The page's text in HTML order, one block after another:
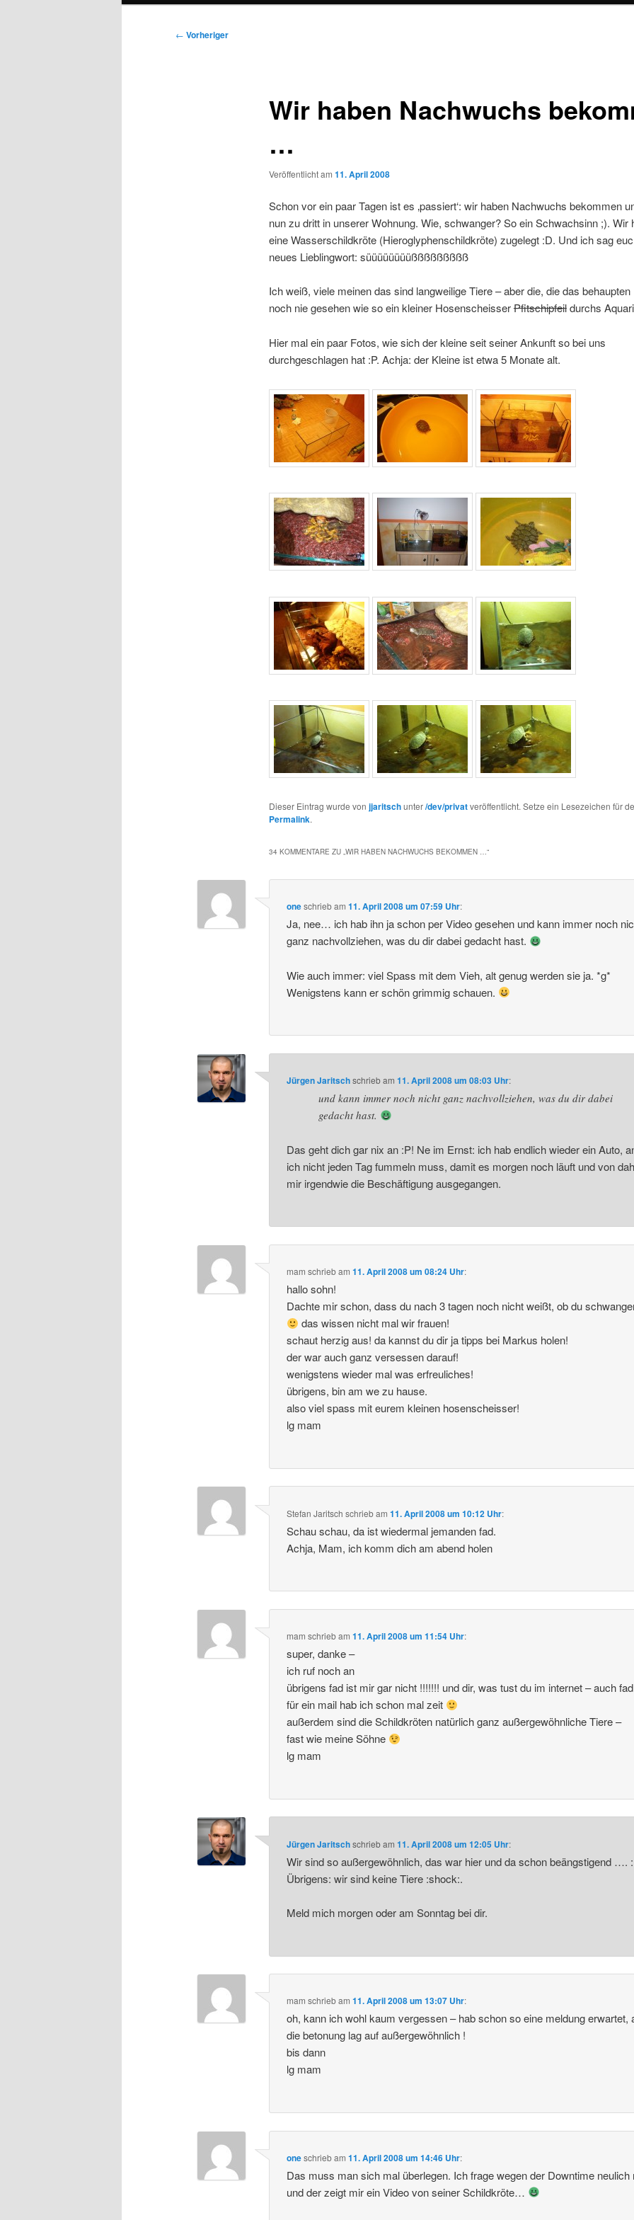
Beitragsnavigation
← Vorheriger
Wir haben Nachwuchs
…
Veröffentlicht am 11. April 2008
Schon vor ein paar Tagen ist es ‚passiert‘: wir haben Nachwuchs bekommen
nun zu dritt in unserer Wohnung. Wie, schwanger? So ein Schwachsinn ;). Wir
eine Wasserschildkröte (Hieroglyphenschildkröte) zugelegt :D. Und ich sag
neues Lieblingwort: süüüüüüüüßßßßßßßßß
Ich weiß, viele meinen das sind langweilige Tiere – aber die, die das behaupten
noch nie gesehen wie so ein kleiner HosenscheisserPfitschipfeildurchs
Hier mal ein paar Fotos, wie sich der kleine seit seiner Ankunft so bei uns
durchgeschlagen hat :P. Achja: der Kleine ist etwa 5 Monate alt.
Dieser Eintrag wurde von jjaritschunter/dev/privatveröffentlicht. Setze ein Lesezeichen für
Permalink.
34 KOMMENTARE ZU „WIR HABEN NACHWUCHS BEKOMMEN …“
oneschriebam11. April 2008 um 07:59 Uhr:
Ja, nee… ich hab ihn ja schon per Video gesehen und kann immer noch
ganz nachvollziehen, was du dir dabei gedacht hast.
Wie auch immer: viel Spass mit dem Vieh, alt genug werden sie ja. *g*
Wenigstens kann er schön grimmig schauen.
Jürgen Jaritschschriebam11. April 2008 um 08:03 Uhr:
und kann immer noch nicht ganz nachvollziehen, was du dir dabei
gedacht hast.
Das geht dich gar nix an :P! Ne im Ernst: ich hab endlich wieder ein Auto,
ich nicht jeden Tag fummeln muss, damit es morgen noch läuft und von
mir irgendwie die Beschäftigung ausgegangen.
mam schriebam11. April 2008 um 08:24 Uhr:
hallo sohn!
Dachte mir schon, dass du nach 3 tagen noch nicht weißt, ob du
das wissen nicht mal wir frauen!
schaut herzig aus! da kannst du dir ja tipps bei Markus holen!
der war auch ganz versessen darauf!
wenigstens wieder mal was erfreuliches!
übrigens, bin am we zu hause.
also viel spass mit eurem kleinen hosenscheisser!
lg mam
Stefan Jaritsch schriebam11. April 2008 um 10:12 Uhr:
Schau schau, da ist wiedermal jemanden fad.
Achja, Mam, ich komm dich am abend holen
mam schriebam11. April 2008 um 11:54 Uhr:
super, danke –
ich ruf noch an
übrigens fad ist mir gar nicht !!!!!!! und dir, was tust du im internet – auch
für ein mail hab ich schon mal zeit
außerdem sind die Schildkröten natürlich ganz außergewöhnliche Tiere –
fast wie meine Söhne
lg mam
Jürgen Jaritschschriebam11. April 2008 um 12:05 Uhr:
Wir sind so außergewöhnlich, das war hier und da schon beängstigend ….
Übrigens: wir sind keine Tiere :shock:.
Meld mich morgen oder am Sonntag bei dir.
mam schriebam11. April 2008 um 13:07 Uhr:
oh, kann ich wohl kaum vergessen – hab schon so eine meldung erwartet,
die betonung lag auf außergewöhnlich !
bis dann
lg mam
oneschriebam11. April 2008 um 14:46 Uhr:
Das muss man sich mal überlegen. Ich frage wegen der Downtime neulich
und der zeigt mir ein Video von seiner Schildkröte…